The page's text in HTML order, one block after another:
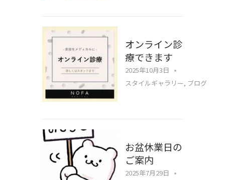
オンライン診
療できます
2025年10月3日
スタイルギャラリー, ブログ
お盆休業日の
ご案内
2025年7月29日